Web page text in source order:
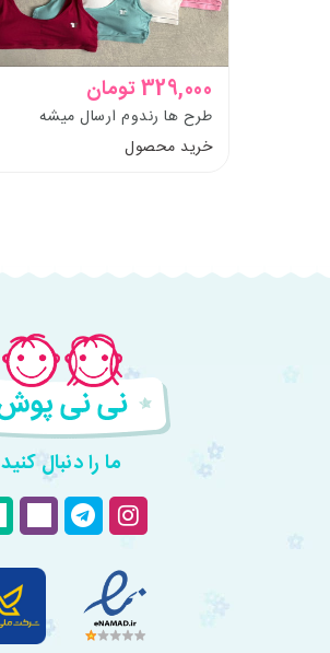
329,000 تومان
طرح ها رندوم ارسال میشه
خرید محصول
ما را دنبال کنید